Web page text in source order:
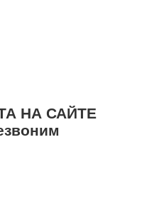
НА САЙТЕ